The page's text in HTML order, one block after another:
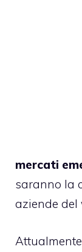
mercati
saranno la
aziende del